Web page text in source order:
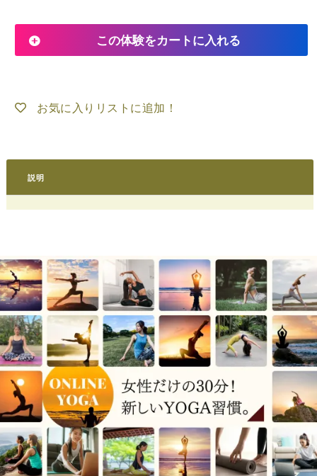
この体験をカートに入れる
お気に入りリストに追加！
説明